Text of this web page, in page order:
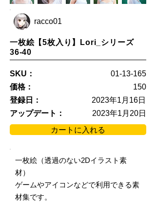
racco01
一枚絵【5枚入り】Lori_シリーズ
36-40
SKU：
01-13-165
価格：
150
登録日：
2023年1月16日
アップデート：
2023年1月20日
カートに入れる
一枚絵（透過のない2Dイラスト素
材）
ゲームやアイコンなどで利用できる素
材集です。